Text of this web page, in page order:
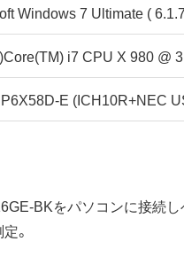
Windows 7 Ultimate (
i7 CPU X 980 @
E (ICH10R+NEC
BKをパソコンに接続
。